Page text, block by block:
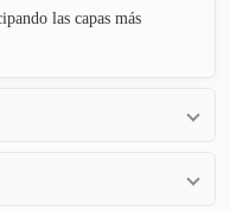
las capas más